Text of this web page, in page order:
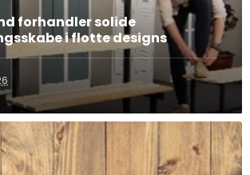
forhandler solide
i flotte designs